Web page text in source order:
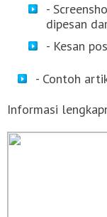
-
dipesan
- Kesan
- Contoh
Informasi